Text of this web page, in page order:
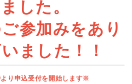
した。
参加みをあり
ました！！
り申込受付を開始します※